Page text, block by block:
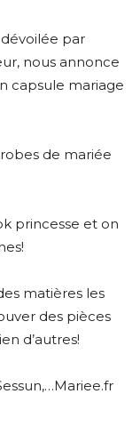
dévoilée par
nous annonce
capsule mariage
de mariée
princesse et on
matières les
des pièces
d’autres!